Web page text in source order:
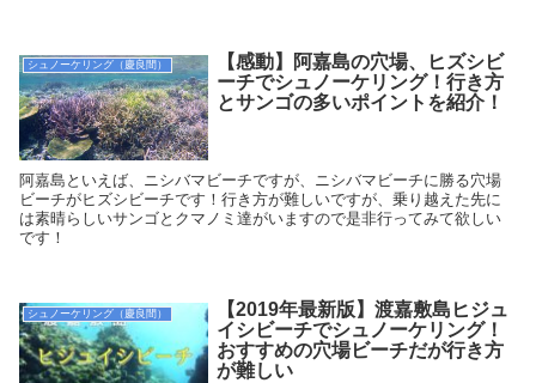
シュノーケリング（慶良間）
【感動】阿嘉島の穴場、ヒズシビ
ーチでシュノーケリング！行き方
とサンゴの多いポイントを紹介！
阿嘉島といえば、ニシバマビーチですが、ニシバマビーチに勝る穴場
ビーチがヒズシビーチです！行き方が難しいですが、乗り越えた先に
は素晴らしいサンゴとクマノミ達がいますので是非行ってみて欲しい
です！
シュノーケリング（慶良間）
【2019年最新版】渡嘉敷島ヒジュ
イシビーチでシュノーケリング！
おすすめの穴場ビーチだが行き方
が難しい